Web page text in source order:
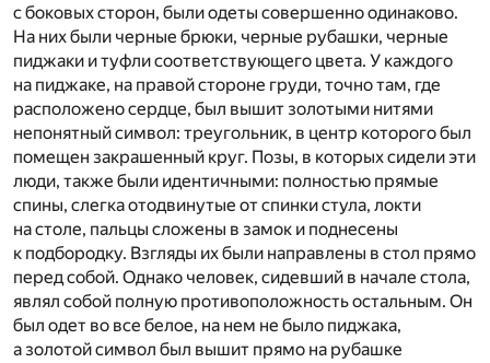
с боковых сторон, были одеты совершенно одинаково.
На них были черные брюки, черные рубашки, черные
пиджаки и туфли соответствующего цвета. У каждого
на пиджаке, на правой стороне груди, точно там, где
расположено сердце, был вышит золотыми нитями
непонятный символ: треугольник, в центр которого был
помещен закрашенный круг. Позы, в которых сидели эти
люди, также были идентичными: полностью прямые
спины, слегка отодвинутые от спинки стула, локти
на столе, пальцы сложены в замок и поднесены
к подбородку. Взгляды их были направлены в стол прямо
перед собой. Однако человек, сидевший в начале стола,
являл собой полную противоположность остальным. Он
был одет во все белое, на нем не было пиджака,
а золотой символ был вышит прямо на рубашке